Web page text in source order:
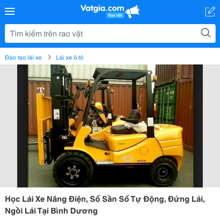
Đào tạo lái xe Lái xe ô tô
Học Lái Xe Nâng Điện, Số Sần Số Tự Động, Đứng Lái,
Ngồi Lái Tại Bình Dương